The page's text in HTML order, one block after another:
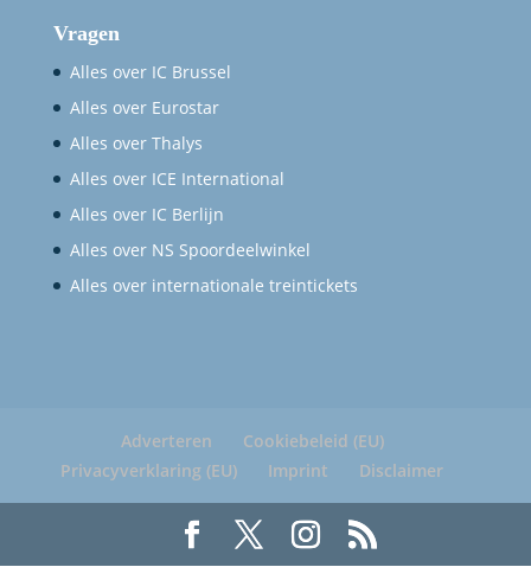
Vragen
Alles over IC Brussel
Alles over Eurostar
Alles over Thalys
Alles over ICE International
Alles over IC Berlijn
Alles over NS Spoordeelwinkel
Alles over internationale treintickets
Adverteren
Cookiebeleid (EU)
Privacyverklaring (EU)
Imprint Disclaimer